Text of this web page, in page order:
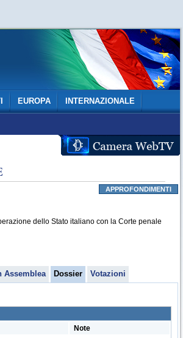
EUROPA INTERNAZIONALE
APPROFONDIMENTI
dello Stato italiano con la Corte penale
Assemblea Dossier Votazioni
Note